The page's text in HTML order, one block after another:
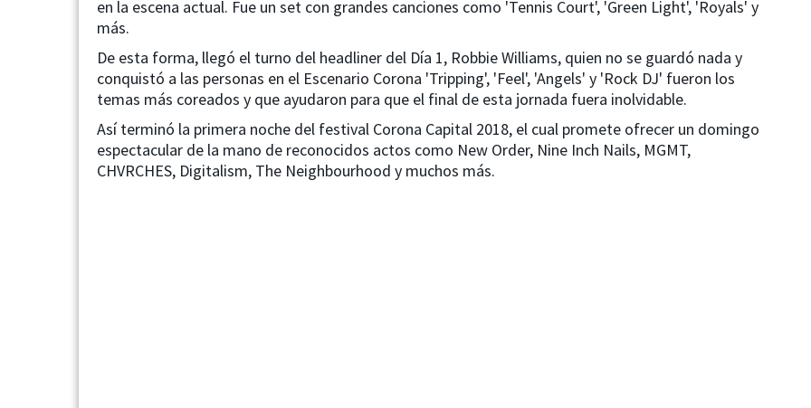
en la escena actual. Fue un set con grandes canciones como 'Tennis Court', 'Green Light', 'Royals' y
más.
De esta forma, llegó el turno del headliner del Día 1, Robbie Williams, quien no se guardó nada y
conquistó a las personas en el Escenario Corona 'Tripping', 'Feel', 'Angels' y 'Rock DJ' fueron los
temas más coreados y que ayudaron para que el final de esta jornada fuera inolvidable.
Así terminó la primera noche del festival Corona Capital 2018, el cual promete ofrecer un domingo
espectacular de la mano de reconocidos actos como New Order, Nine Inch Nails, MGMT,
CHVRCHES, Digitalism, The Neighbourhood y muchos más.